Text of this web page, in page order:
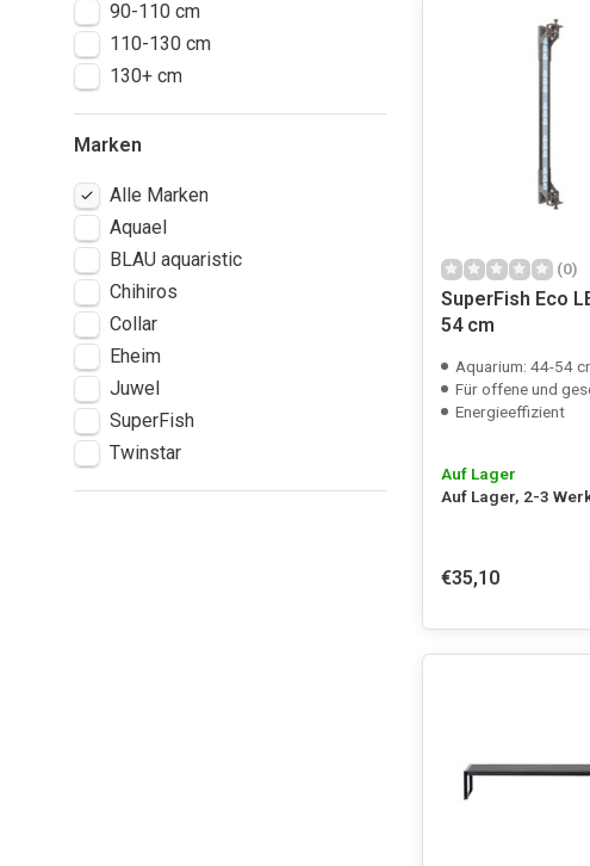
90-110 cm
110-130 cm
130+ cm
Marken
Alle Marken
Aquael
BLAU aquaristic
Chihiros
Collar
Eheim
Juwel
SuperFish
Twinstar
(0)
SuperFish Eco
54 cm
Aquarium: 44-54
Für offene und
Energieeffizient
Auf Lager
Auf Lager, 2-3
€35,10